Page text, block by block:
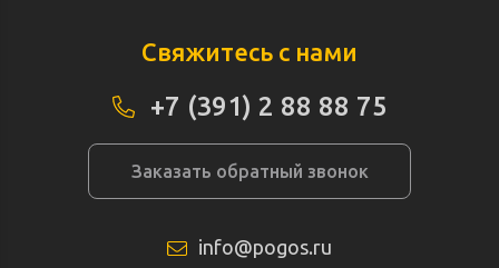
Свяжитесь с нами
+7 (391) 2 88 88 75
Заказать обратный звонок
info@pogos.ru